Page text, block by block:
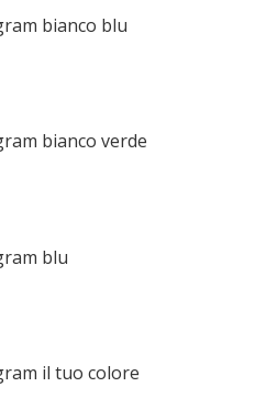
bianco blu
bianco verde
blu
il tuo colore